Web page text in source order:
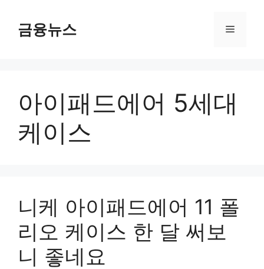
금융뉴스 메
아이패드에어 5세대
케이스
니케 아이패드에어 11 폴
리오 케이스 한 달 써보
니 좋네요